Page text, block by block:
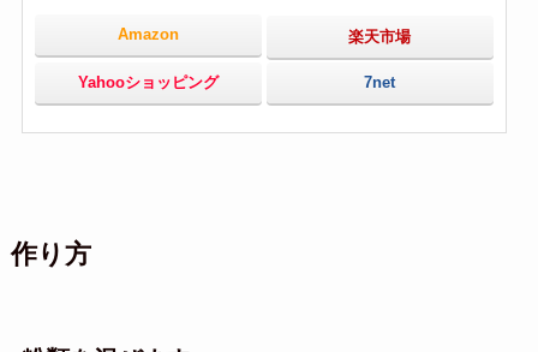
Amazon 楽天市場
Yahooショッピング 7net
作り方